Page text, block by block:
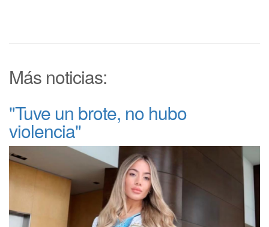
Más noticias:
"Tuve un brote, no hubo
violencia"